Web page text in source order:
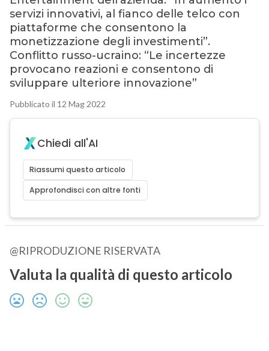
servizi innovativi, al fianco delle telco con
piattaforme che consentono la
monetizzazione degli investimenti”.
Conflitto russo-ucraino: “Le incertezze
provocano reazioni e consentono di
sviluppare ulteriore innovazione”
Pubblicato il 12 Mag 2022
Chiedi all'AI
Riassumi questo articolo
Approfondisci con altre fonti
@RIPRODUZIONE RISERVATA
Valuta la qualità di questo articolo